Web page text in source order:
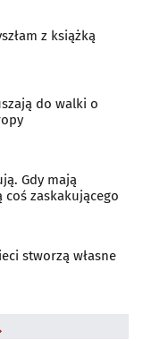
z książką
do walki o
Gdy mają
zaskakującego
stworzą własne